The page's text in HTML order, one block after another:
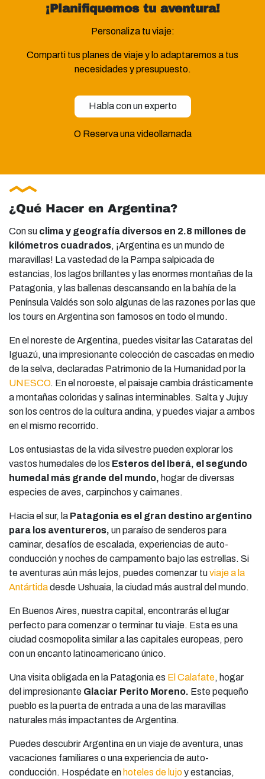
¡Planifiquemos tu aventura!
Personaliza tu viaje:
Comparti tus planes de viaje y lo adaptaremos a tus
necesidades y presupuesto.
Habla con un experto
O Reserva una videollamada
¿Qué Hacer en Argentina?
Con su clima y geografía diversos en 2.8 millones de
kilómetros cuadrados, ¡Argentina es un mundo de
maravillas! La vastedad de la Pampa salpicada de
estancias, los lagos brillantes y las enormes montañas de la
Patagonia, y las ballenas descansando en la bahía de la
Península Valdés son solo algunas de las razones por las que
los tours en Argentina son famosos en todo el mundo.
En el noreste de Argentina, puedes visitar las Cataratas del
Iguazú, una impresionante colección de cascadas en medio
de la selva, declaradas Patrimonio de la Humanidad por la
UNESCO. En el noroeste, el paisaje cambia drásticamente
a montañas coloridas y salinas interminables. Salta y Jujuy
son los centros de la cultura andina, y puedes viajar a ambos
en el mismo recorrido.
Los entusiastas de la vida silvestre pueden explorar los
vastos humedales de los Esteros del Iberá, el segundo
humedal más grande del mundo, hogar de diversas
especies de aves, carpinchos y caimanes.
Hacia el sur, la Patagonia es el gran destino argentino
para los aventureros, un paraíso de senderos para
caminar, desafíos de escalada, experiencias de auto-
conducción y noches de campamento bajo las estrellas. Si
te aventuras aún más lejos, puedes comenzar tuviaje a la
Antártidadesde Ushuaia, la ciudad más austral del mundo.
En Buenos Aires, nuestra capital, encontrarás el lugar
perfecto para comenzar o terminar tu viaje. Esta es una
ciudad cosmopolita similar a las capitales europeas, pero
con un encanto latinoamericano único.
Una visita obligada en la Patagonia es El Calafate, hogar
del impresionante Glaciar Perito Moreno. Este pequeño
pueblo es la puerta de entrada a una de las maravillas
naturales más impactantes de Argentina.
Puedes descubrir Argentina en un viaje de aventura, unas
vacaciones familiares o una experiencia de auto-
conducción. Hospédate en hoteles de lujoy estancias,